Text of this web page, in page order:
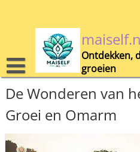
Ontdekken,
groeien
De Wonderen van
Groei en Omarm